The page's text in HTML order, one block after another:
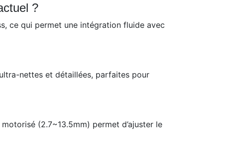
?
ce qui permet une intégration fluide avec
nettes et détaillées, parfaites pour
(2.7~13.5mm) permet d’ajuster le